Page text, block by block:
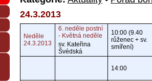
24.3.2013
Neděle
24.3.2013
6. neděle postní
- Květná neděle
sv. Kateřina
Švédská
10:00 (9.40
růženec + sv.
smíření)
14:00